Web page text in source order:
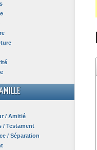
/ Amitié
/ Testament
/ Séparation